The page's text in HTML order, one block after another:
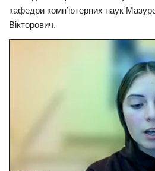
кафедри комп’ютерних наук
Вікторович.